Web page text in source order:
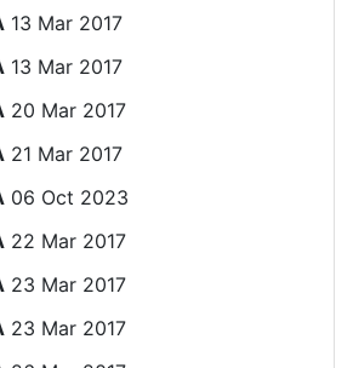
13 Mar 2017
13 Mar 2017
20 Mar 2017
21 Mar 2017
06 Oct 2023
22 Mar 2017
23 Mar 2017
23 Mar 2017